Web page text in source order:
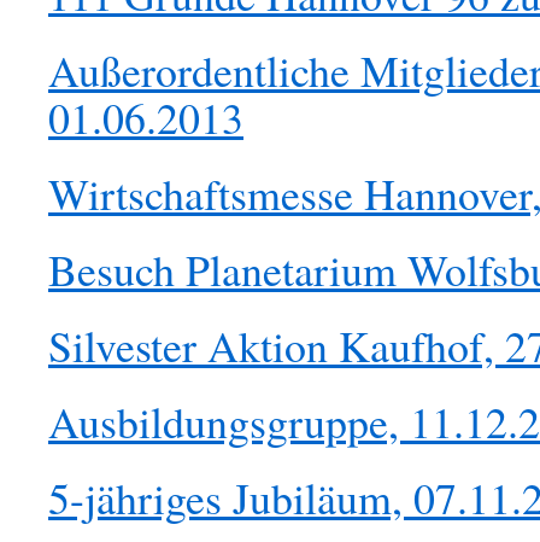
Außerordentliche
01.06.2013
Wirtschaftsmesse
Besuch Planetarium
Silvester Aktion Kaufhof,
Ausbildungsgruppe,
5-jähriges Jubiläum,